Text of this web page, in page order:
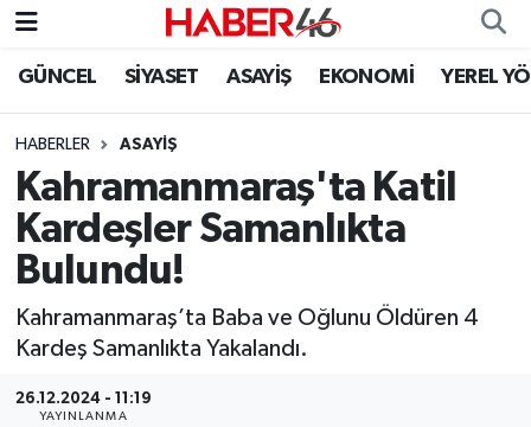
GÜNCEL SİYASET ASAYİŞ EKONOMİ YEREL
HABERLER ASAYİŞ
Kahramanmaraş'ta Katil
Kardeşler Samanlıkta
Bulundu!
Kahramanmaraş’ta Baba ve Oğlunu Öldüren 4
Kardeş Samanlıkta Yakalandı.
26.12.2024 - 11:19
YAYINLANMA
GÜNCEL
SİYASET
EKONOMİ
SPOR
YAŞAM
TEKNOLOJİ
Nöbetçi Eczaneler
Hava Durumu
Kahramanmaraş Namaz Vakitleri
Trafik Durumu
Süper Lig Puan Durumu ve Fikstür
Tüm Manşetler